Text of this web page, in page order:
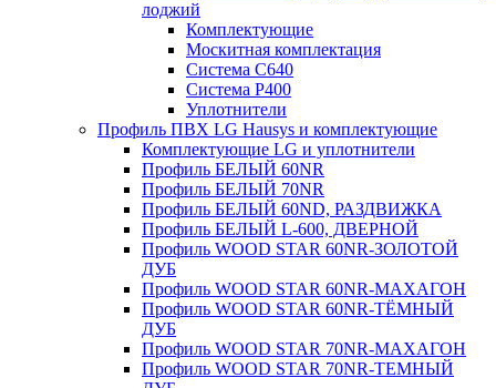
лоджий
Комплектующие
Москитная комплектация
Система C640
Система P400
Уплотнители
Профиль ПВХ LG Hausys и комплектующие
Комплектующие LG и уплотнители
Профиль БЕЛЫЙ 60NR
Профиль БЕЛЫЙ 70NR
Профиль БЕЛЫЙ 60ND, РАЗДВИЖКА
Профиль БЕЛЫЙ L-600, ДВЕРНОЙ
Профиль WOOD STAR 60NR-ЗОЛОТОЙ
ДУБ
Профиль WOOD STAR 60NR-МАХАГОН
Профиль WOOD STAR 60NR-ТЁМНЫЙ
ДУБ
Профиль WOOD STAR 70NR-МАХАГОН
Профиль WOOD STAR 70NR-ТЕМНЫЙ